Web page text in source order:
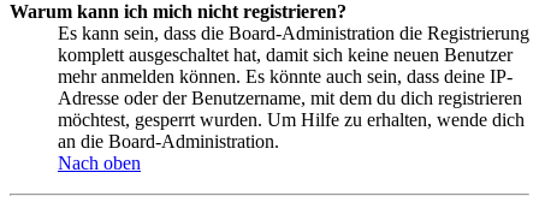
Warum kann ich mich nicht registrieren?
Es kann sein, dass die Board-Administration die Registrierung
komplett ausgeschaltet hat, damit sich keine neuen Benutzer
mehr anmelden können. Es könnte auch sein, dass deine IP-
Adresse oder der Benutzername, mit dem du dich registrieren
möchtest, gesperrt wurden. Um Hilfe zu erhalten, wende dich
an die Board-Administration.
Nach oben